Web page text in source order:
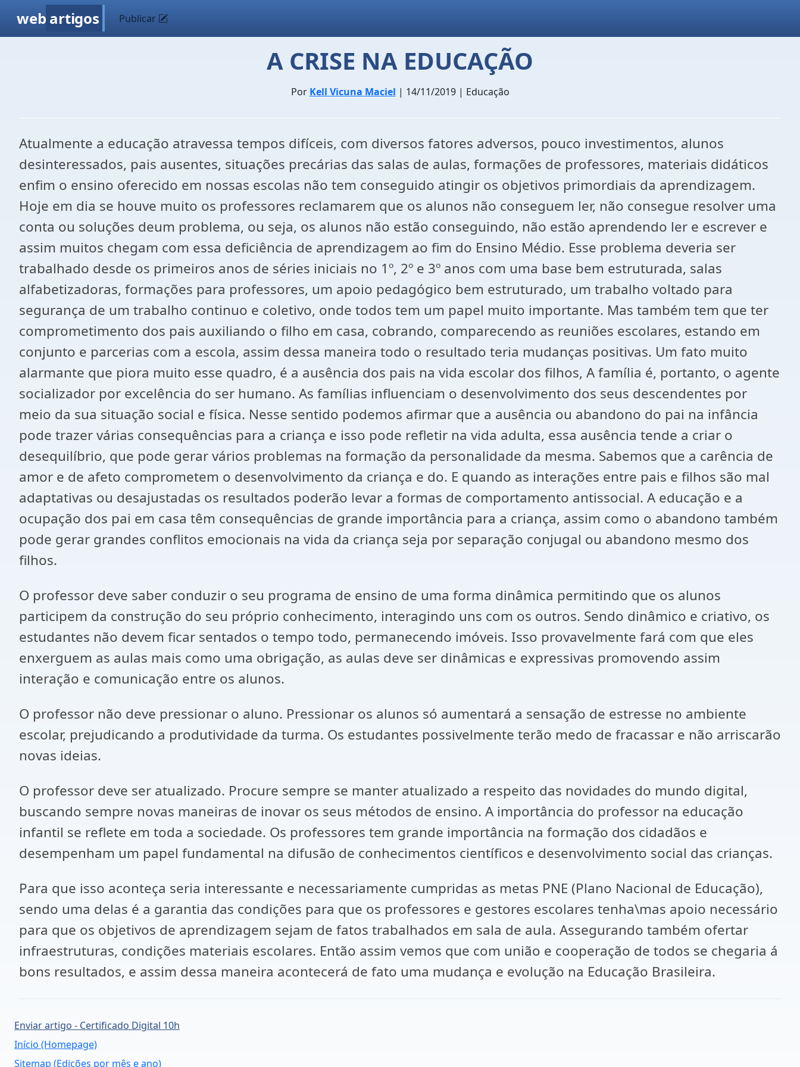
web artigos Publicar
A CRISE NA EDUCAÇÃO
Por Kell Vicuna Maciel | 14/11/2019 | Educação
Atualmente a educação atravessa tempos difíceis, com diversos fatores adversos, pouco investimentos, alunos
desinteressados, pais ausentes, situações precárias das salas de aulas, formações de professores, materiais didáticos
enfim o ensino oferecido em nossas escolas não tem conseguido atingir os objetivos primordiais da aprendizagem.
Hoje em dia se houve muito os professores reclamarem que os alunos não conseguem ler, não consegue resolver uma
conta ou soluções deum problema, ou seja, os alunos não estão conseguindo, não estão aprendendo ler e escrever e
assim muitos chegam com essa deficiência de aprendizagem ao fim do Ensino Médio. Esse problema deveria ser
trabalhado desde os primeiros anos de séries iniciais no 1º, 2º e 3º anos com uma base bem estruturada, salas
alfabetizadoras, formações para professores, um apoio pedagógico bem estruturado, um trabalho voltado para
segurança de um trabalho continuo e coletivo, onde todos tem um papel muito importante. Mas também tem que ter
comprometimento dos pais auxiliando o filho em casa, cobrando, comparecendo as reuniões escolares, estando em
conjunto e parcerias com a escola, assim dessa maneira todo o resultado teria mudanças positivas. Um fato muito
alarmante que piora muito esse quadro, é a ausência dos pais na vida escolar dos filhos, A família é, portanto, o agente
socializador por excelência do ser humano. As famílias influenciam o desenvolvimento dos seus descendentes por
meio da sua situação social e física. Nesse sentido podemos afirmar que a ausência ou abandono do pai na infância
pode trazer várias consequências para a criança e isso pode refletir na vida adulta, essa ausência tende a criar o
desequilíbrio, que pode gerar vários problemas na formação da personalidade da mesma. Sabemos que a carência de
amor e de afeto comprometem o desenvolvimento da criança e do. E quando as interações entre pais e filhos são mal
adaptativas ou desajustadas os resultados poderão levar a formas de comportamento antissocial. A educação e a
ocupação dos pai em casa têm consequências de grande importância para a criança, assim como o abandono também
pode gerar grandes conflitos emocionais na vida da criança seja por separação conjugal ou abandono mesmo dos
filhos.
O professor deve saber conduzir o seu programa de ensino de uma forma dinâmica permitindo que os alunos
participem da construção do seu próprio conhecimento, interagindo uns com os outros. Sendo dinâmico e criativo, os
estudantes não devem ficar sentados o tempo todo, permanecendo imóveis. Isso provavelmente fará com que eles
enxerguem as aulas mais como uma obrigação, as aulas deve ser dinâmicas e expressivas promovendo assim
interação e comunicação entre os alunos.
O professor não deve pressionar o aluno. Pressionar os alunos só aumentará a sensação de estresse no ambiente
escolar, prejudicando a produtividade da turma. Os estudantes possivelmente terão medo de fracassar e não arriscarão
novas ideias.
O professor deve ser atualizado. Procure sempre se manter atualizado a respeito das novidades do mundo digital,
buscando sempre novas maneiras de inovar os seus métodos de ensino. A importância do professor na educação
infantil se reflete em toda a sociedade. Os professores tem grande importância na formação dos cidadãos e
desempenham um papel fundamental na difusão de conhecimentos científicos e desenvolvimento social das crianças.
Para que isso aconteça seria interessante e necessariamente cumpridas as metas PNE (Plano Nacional de Educação),
sendo uma delas é a garantia das condições para que os professores e gestores escolares tenha\mas apoio necessário
para que os objetivos de aprendizagem sejam de fatos trabalhados em sala de aula. Assegurando também ofertar
infraestruturas, condições materiais escolares. Então assim vemos que com união e cooperação de todos se chegaria á
bons resultados, e assim dessa maneira acontecerá de fato uma mudança e evolução na Educação Brasileira.
Enviar artigo - Certificado Digital 10h
Início (Homepage)
Sitemap (Edições por mês e ano)